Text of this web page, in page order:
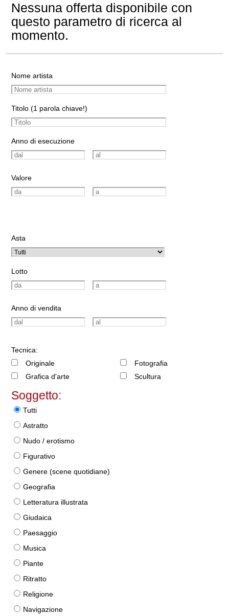
Nessuna offerta disponibile con
questo parametro di ricerca al
momento.
Nome artista
Titolo (1 parola chiave!)
Anno di esecuzione
Valore
Asta
Lotto
Anno di vendita
Tecnica:
Originale
Grafica d'arte
Fotografia
Scultura
Soggetto:
Tutti
Astratto
Nudo / erotismo
Figurativo
Genere (scene quotidiane)
Geografia
Letteratura illustrata
Giudaica
Paesaggio
Musica
Piante
Ritratto
Religione
Navigazione